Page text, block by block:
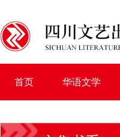
首页 华语文学